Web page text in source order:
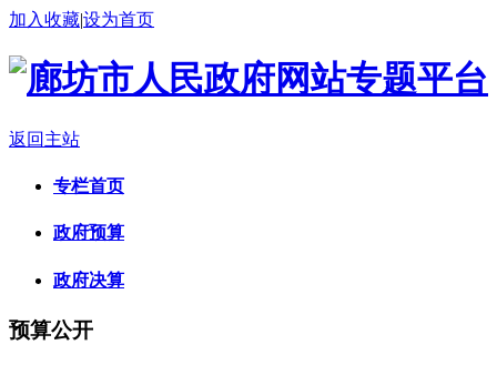
加入收藏|设为首页
返回主站
专栏首页
政府预算
政府决算
预算公开